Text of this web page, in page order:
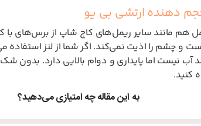
دهنده ارتشی بی یو
هم مانند سایر ریمل‌های کاج شاپ از برس‌های
و چشم را اذیت نمی‌کند. اگر شما از لنز استفاده
آب نیست اما پایداری و دوام بالایی دارد. بدون
کنید.
به این مقاله چه امتیازی می‌دهید؟